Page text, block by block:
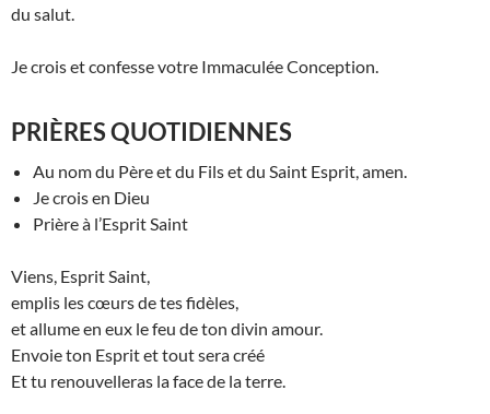
du salut.
Je crois et confesse votre Immaculée Conception.
PRIÈRES QUOTIDIENNES
Au nom du Père et du Fils et du Saint Esprit, amen.
Je crois en Dieu
Prière à l’Esprit Saint
Viens, Esprit Saint,
emplis les cœurs de tes fidèles,
et allume en eux le feu de ton divin amour.
Envoie ton Esprit et tout sera créé
Et tu renouvelleras la face de la terre.